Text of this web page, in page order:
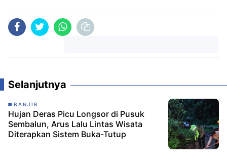
Selanjutnya
BANJIR
Hujan Deras Picu Longsor di Pusuk
Sembalun, Arus Lalu Lintas Wisata
Diterapkan Sistem Buka-Tutup